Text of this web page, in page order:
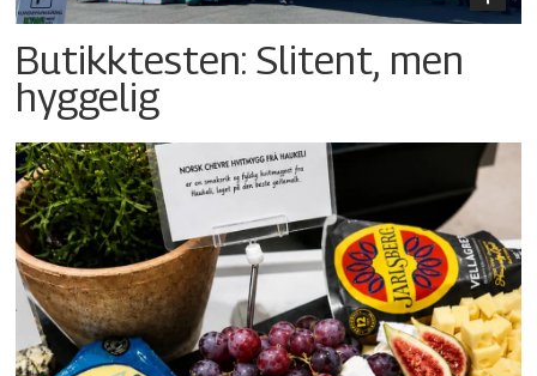
Butikktesten: Slitent, men
hyggelig